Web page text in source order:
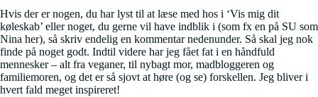
Hvis der er nogen, du har lyst til at læse med hos i ‘Vis mig dit
køleskab’ eller noget, du gerne vil have indblik i (som fx en på SU som
Nina her), så skriv endelig en kommentar nedenunder. Så skal jeg nok
finde på noget godt. Indtil videre har jeg fået fat i en håndfuld
mennesker – alt fra veganer, til nybagt mor, madbloggeren og
familiemoren, og det er så sjovt at høre (og se) forskellen. Jeg bliver i
hvert fald meget inspireret!